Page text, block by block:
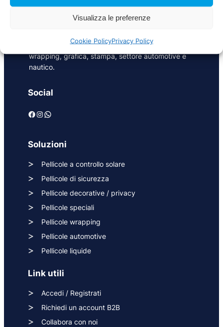
Visualizza le preferenze
Cookie PolicyPrivacy Policy
riqualificazione in ambito energetico e di sicurezza
adesive per interior design, exterior design,
wrapping, grafica, stampa, settore automotive e
nautico.
Social
Facebook Instagram WhatsApp
Soluzioni
Pellicole a controllo solare
Pellicole di sicurezza
Pellicole decorative / privacy
Pellicole speciali
Pellicole wrapping
Pellicole automotive
Pellicole liquide
Link utili
Accedi / Registrati
Richiedi un account B2B
Collabora con noi